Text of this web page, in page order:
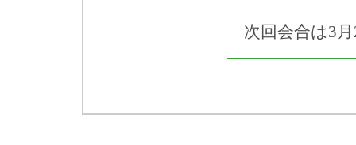
次回会合は3